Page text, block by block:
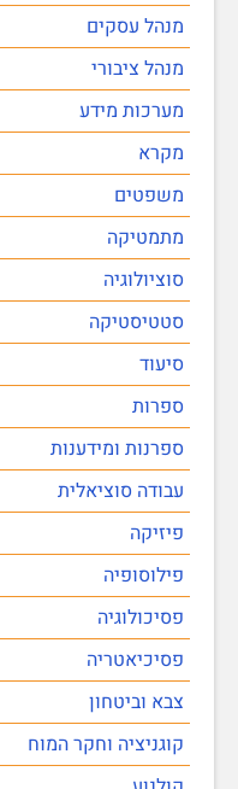
מנהל עסקים
מנהל ציבורי
מערכות מידע
מקרא
משפטים
מתמטיקה
סוציולוגיה
סטטיסטיקה
סיעוד
ספרות
ספרנות ומידענות
עבודה סוציאלית
פיזיקה
פילוסופיה
פסיכולוגיה
פסיכיאטריה
צבא וביטחון
קוגניציה וחקר המוח